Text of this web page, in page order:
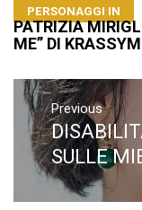
PERSONAGGI IN
PATRIZIA
ME” DI KRASSYM
Navigazione
articoli
Previous
Previous
post:
SULLE